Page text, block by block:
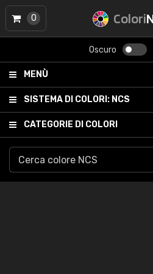
Colori
Oscuro
MENÙ
SISTEMA DI COLORI: NCS
CATEGORIE DI COLORI
0